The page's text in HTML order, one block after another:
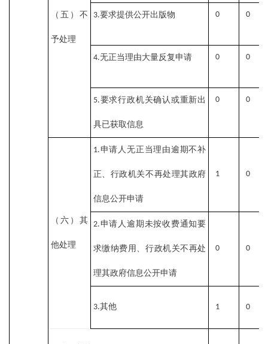
（五）不
予处理
3.要求提供公开出版物 0 0
4.无正当理由大量反复申请 0 0
5.要求行政机关确认或重新出
具已获取信息
0 0
（六）其
他处理
1.申请人无正当理由逾期不补
正、行政机关不再处理其政府
信息公开申请
1 0
2.申请人逾期未按收费通知要
求缴纳费用、行政机关不再处
理其政府信息公开申请
0 0
3.其他 1 0